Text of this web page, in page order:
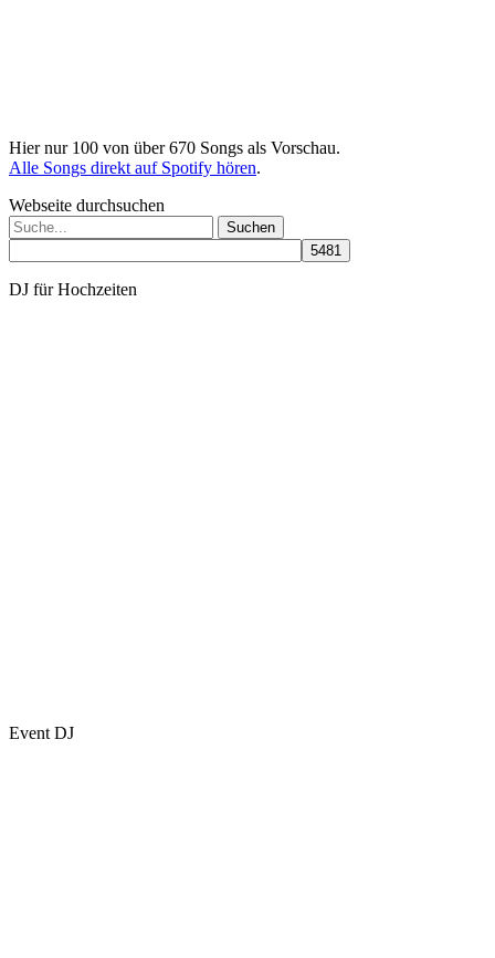
Hier nur 100 von über 670 Songs als Vorschau.
Alle Songs direkt auf Spotify hören.
Webseite durchsuchen
Suchen
nach:
DJ für Hochzeiten
Event DJ